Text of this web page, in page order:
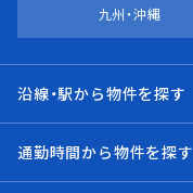
九州・沖縄
沿線・駅から物件を探す
通勤時間から物件を探す